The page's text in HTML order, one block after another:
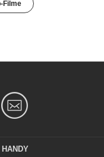
Filme